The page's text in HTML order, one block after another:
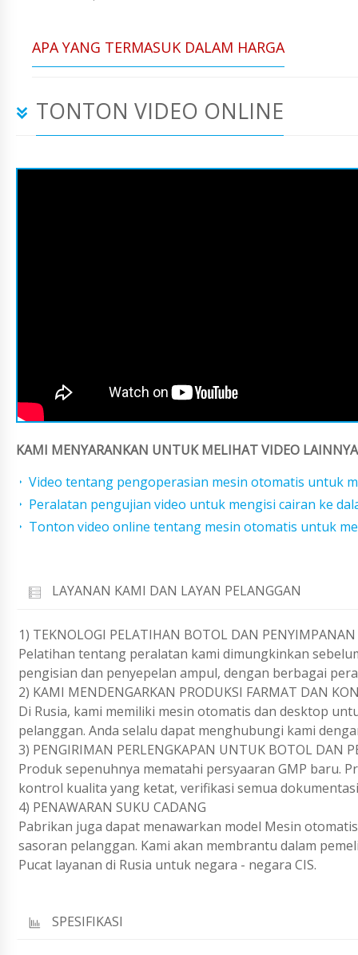
APA YANG TERMASUK DALAM HARGA
TONTON VIDEO ONLINE
KAMI MENYARANKAN UNTUK MELIHAT VIDEO
Video tentang pengoperasian mesin otomatis untuk
Peralatan pengujian video untuk mengisi cairan ke
Tonton video online tentang mesin otomatis untuk
LAYANAN KAMI DAN LAYAN PELANGGAN
1) TEKNOLOGI PELATIHAN BOTOL DAN
Pelatihan tentang peralatan kami dimungkinkan
pengisian dan penyepelan ampul, dengan berbagai
2) KAMI MENDENGARKAN PRODUKSI FARMAT DAN
Di Rusia, kami memiliki mesin otomatis dan desktop
pelanggan. Anda selalu dapat menghubungi kami
3) PENGIRIMAN PERLENGKAPAN UNTUK BOTOL DAN
Produk sepenuhnya mematahi persyaaran GMP baru.
kontrol kualita yang ketat, verifikasi semua
4) PENAWARAN SUKU CADANG
Pabrikan juga dapat menawarkan model Mesin
sasoran pelanggan. Kami akan membrantu dalam
Pucat layanan di Rusia untuk negara - negara CIS.
SPESIFIKASI